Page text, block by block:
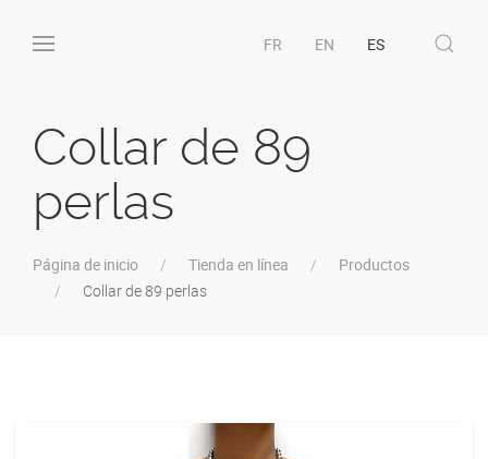
FR EN ES
Collar de 89
perlas
Página de inicio Tienda en línea
Productos
Collar de 89 perlas